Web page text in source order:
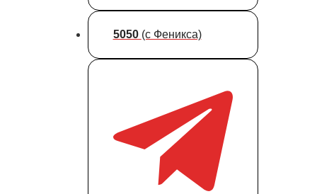
5050 (с Феникса)